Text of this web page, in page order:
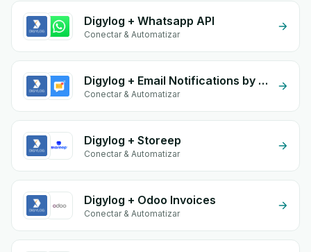
Digylog + Whatsapp API
Conectar & Automatizar
Digylog + Email Notifications by eGrow
Conectar & Automatizar
Digylog + Storeep
Conectar & Automatizar
Digylog + Odoo Invoices
Conectar & Automatizar